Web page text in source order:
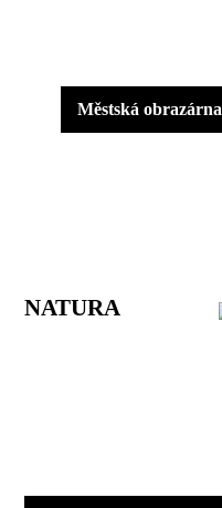
Městská obrazárna
NATURA